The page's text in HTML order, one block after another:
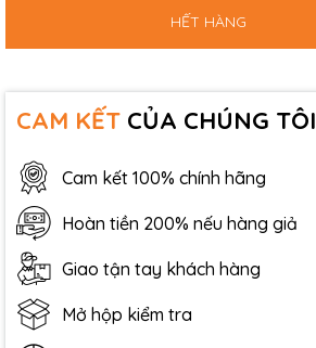
HẾT HÀNG
CAM KẾT CỦA CHÚNG TÔI
Cam kết 100% chính hãng
Hoàn tiền 200% nếu hàng giả
Giao tận tay khách hàng
Mở hộp kiểm tra